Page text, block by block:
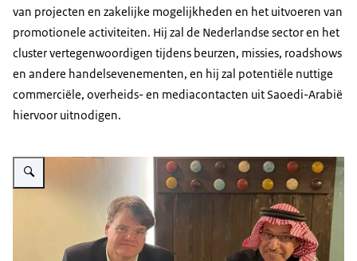
van projecten en zakelijke mogelijkheden en het uitvoeren van
promotionele activiteiten. Hij zal de Nederlandse sector en het
cluster vertegenwoordigen tijdens beurzen, missies, roadshows
en andere handelsevenementen, en hij zal potentiële nuttige
commerciële, overheids- en mediacontacten uit Saoedi-Arabië
hiervoor uitnodigen.
Vergroot afbeelding Ondertekening van het contract door de heer Al-Harbi